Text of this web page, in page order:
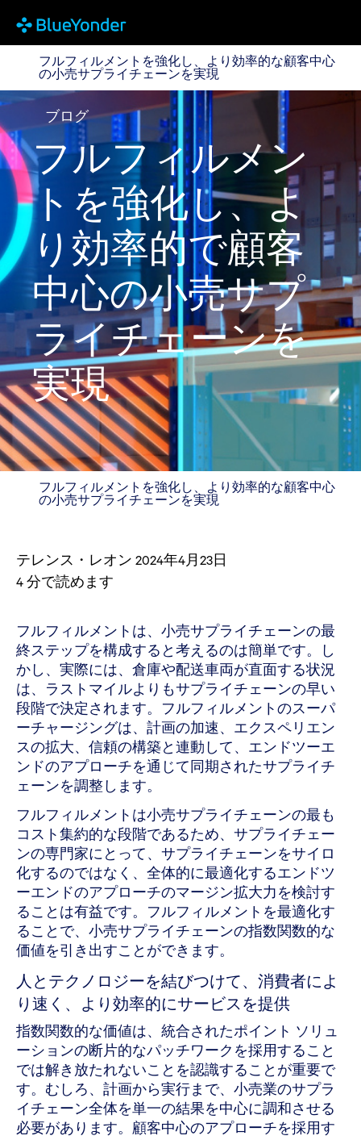
フルフィルメントを強化し、より効率的な顧客中心の
フルフィルメントを強化し、より効率的な顧客中心
の小売サプライチェーンを実現
ブログ
フルフィルメン
トを強化し、よ
り効率的で顧客
中心の小売サプ
ライチェーンを
実現
フルフィルメントを強化し、より効率的な顧客中心
の小売サプライチェーンを実現
テレンス・レオン 2024年4月23日
4分で読めます
フルフィルメントは、小売サプライチェーンの最
終ステップを構成すると考えるのは簡単です。し
かし、実際には、倉庫や配送車両が直面する状況
は、ラストマイルよりもサプライチェーンの早い
段階で決定されます。フルフィルメントのスーパ
ーチャージングは、計画の加速、エクスペリエン
スの拡大、信頼の構築と連動して、エンドツーエ
ンドのアプローチを通じて同期されたサプライチ
ェーンを調整します。
フルフィルメントは小売サプライチェーンの最も
コスト集約的な段階であるため、サプライチェー
ンの専門家にとって、サプライチェーンをサイロ
化するのではなく、全体的に最適化するエンドツ
ーエンドのアプローチのマージン拡大力を検討す
ることは有益です。フルフィルメントを最適化す
ることで、小売サプライチェーンの指数関数的な
価値を引き出すことができます。
人とテクノロジーを結びつけて、消費者によ
り速く、より効率的にサービスを提供
指数関数的な価値は、統合されたポイント ソリュ
ーションの断片的なパッチワークを採用すること
では解き放たれないことを認識することが重要で
す。むしろ、計画から実行まで、小売業のサプラ
イチェーン全体を単一の結果を中心に調和させる
必要があります。顧客中心のアプローチを採用す